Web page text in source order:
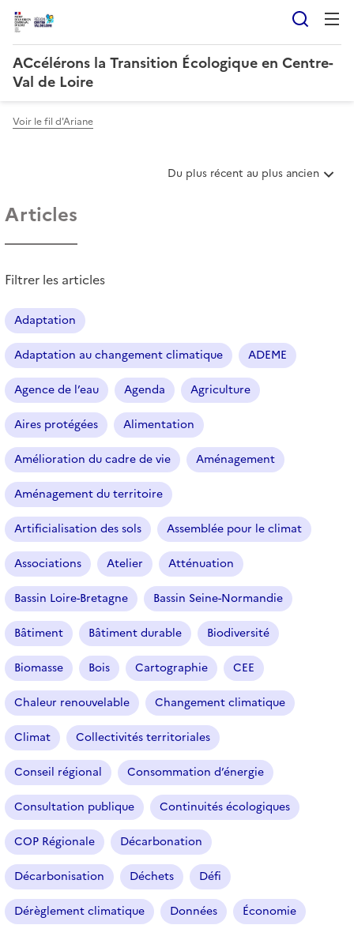
ACcélérons la Transition Écologique en Centre-
Val de Loire
Voir le fil d'Ariane
T
i
c
l
s
Du plus récent au plus ancien
Articles
Filtrer les articles
Adaptation
Adaptation au changement climatique ADEME
Agence de l’eau Agenda Agriculture
Aires protégées Alimentation
Amélioration du cadre de vie Aménagement
Aménagement du territoire
Artificialisation des sols Assemblée pour le climat
Associations Atelier Atténuation
Bassin Loire-Bretagne Bassin Seine-Normandie
Bâtiment Bâtiment durable Biodiversité
Biomasse Bois Cartographie CEE
Chaleur renouvelable Changement climatique
Climat Collectivités territoriales
Conseil régional Consommation d’énergie
Consultation publique Continuités écologiques
COP Régionale Décarbonation
Décarbonisation Déchets Défi
Dérèglement climatique Données Économie